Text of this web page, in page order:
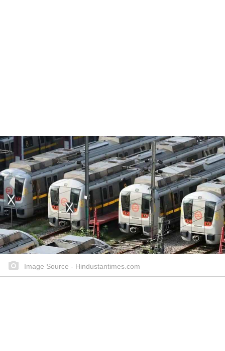
Image Source - Hindustantimes.com